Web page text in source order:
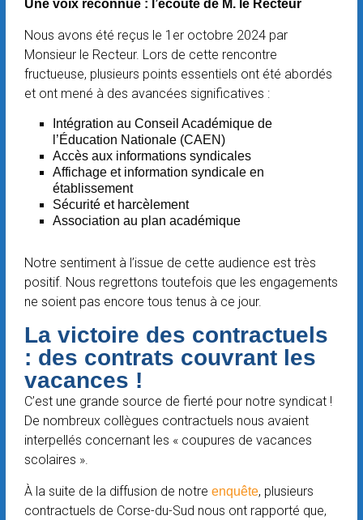
Une voix reconnue : l’écoute de M. le Recteur
Nous avons été reçus le 1er octobre 2024 par
Monsieur le Recteur. Lors de cette rencontre
fructueuse, plusieurs points essentiels ont été abordés
et ont mené à des avancées significatives :
Intégration au Conseil Académique de
l’Éducation Nationale (CAEN)
Accès aux informations syndicales
Affichage et information syndicale en
établissement
Sécurité et harcèlement
Association au plan académique
Notre sentiment à l’issue de cette audience est très
positif. Nous regrettons toutefois que les engagements
ne soient pas encore tous tenus à ce jour.
La victoire des contractuels
: des contrats couvrant les
vacances !
C’est une grande source de fierté pour notre syndicat !
De nombreux collègues contractuels nous avaient
interpellés concernant les « coupures de vacances
scolaires ».
À la suite de la diffusion de notre enquête, plusieurs
contractuels de Corse-du-Sud nous ont rapporté que,